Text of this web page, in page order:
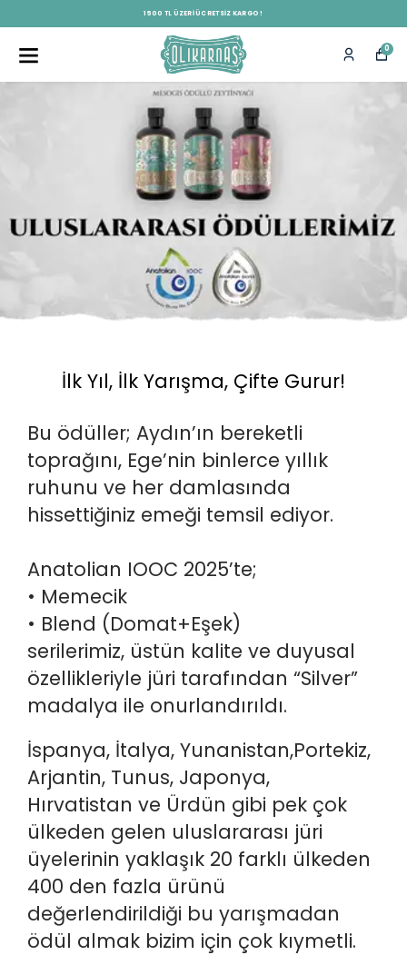
1500 TL ÜZERI ÜCRETSIZ KARGO !
0
İlk Yıl, İlk Yarışma, Çifte Gurur!
Bu ödüller; Aydın’ın bereketli
toprağını, Ege’nin binlerce yıllık
ruhunu ve her damlasında
hissettiğiniz emeği temsil ediyor.
Anatolian IOOC 2025’te;
• Memecik
• Blend (Domat+Eşek)
serilerimiz, üstün kalite ve duyusal
özellikleriyle jüri tarafından “Silver”
madalya ile onurlandırıldı.
İspanya, İtalya, Yunanistan,Portekiz,
Arjantin, Tunus, Japonya,
Hırvatistan ve Ürdün gibi pek çok
ülkeden gelen uluslararası jüri
üyelerinin yaklaşık 20 farklı ülkeden
400 den fazla ürünü
değerlendirildiği bu yarışmadan
ödül almak bizim için çok kıymetli.